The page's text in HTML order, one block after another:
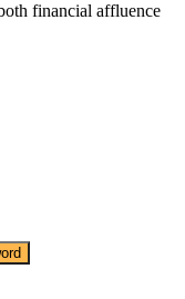
financial affluence